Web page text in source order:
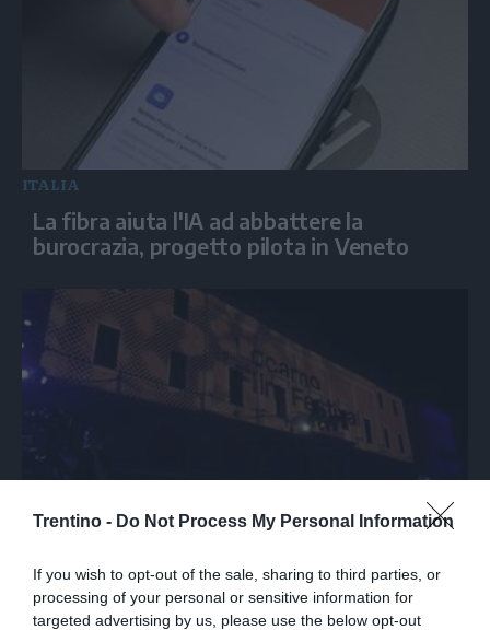
Trentino - Do Not Process My Personal Information
If you wish to opt-out of the sale, sharing to third parties, or
processing of your personal or sensitive information for
targeted advertising by us, please use the below opt-out
ITALIA
La fibra aiuta l'IA ad abbattere la
burocrazia, progetto pilota in Veneto
SPETTACOLO
Al via il Locarno Film Festival, premiata
Isabella Rossellini con l'Excellence Award